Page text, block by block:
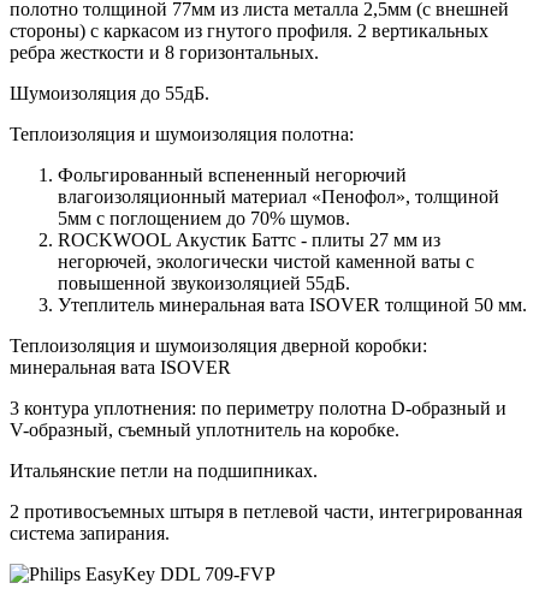
полотно толщиной 77мм из листа металла 2,5мм (с внешней
стороны) c каркасом из гнутого профиля. 2 вертикальных
ребра жесткости и 8 горизонтальных.
Шумоизоляция до 55дБ.
Теплоизоляция и шумоизоляция полотна:
Фольгированный вспененный негорючий
влагоизоляционный материал «Пенофол», толщиной
5мм с поглощением до 70% шумов.
ROCKWOOL Акустик Баттс - плиты 27 мм из
негорючей, экологически чистой каменной ваты с
повышенной звукоизоляцией 55дБ.
Утеплитель минеральная вата ISOVER толщиной 50 мм.
Теплоизоляция и шумоизоляция дверной коробки:
минеральная вата ISOVER
3 контура уплотнения: по периметру полотна D-образный и
V-образный, съемный уплотнитель на коробке.
Итальянские петли на подшипниках.
2 противосъемных штыря в петлевой части, интегрированная
система запирания.